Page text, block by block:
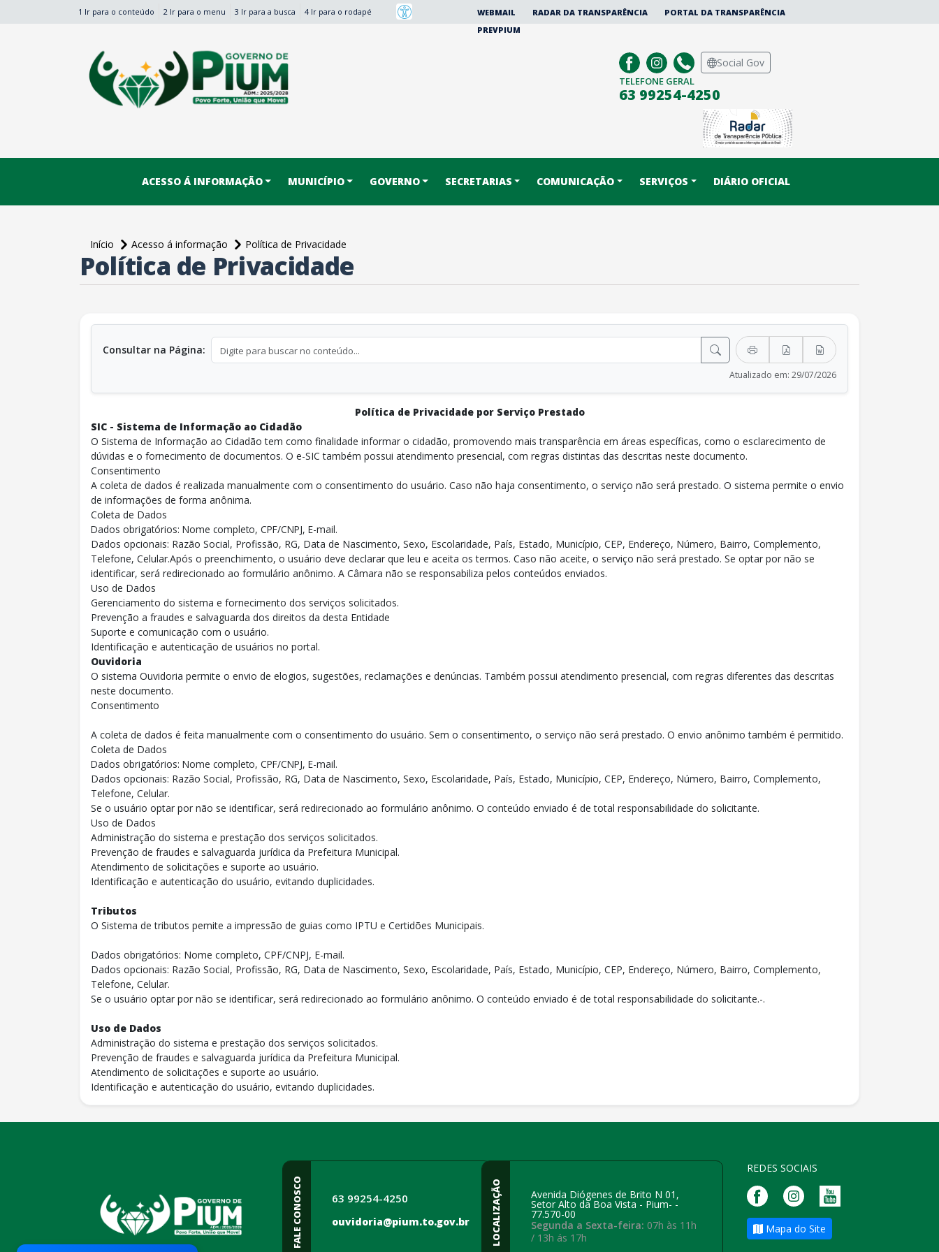
1 Ir para o conteúdo 2 Ir para o menu 3 Ir para a busca 4 Ir para o rodapé WEBMAIL RADAR DA TRANSPARÊNCIA
PORTAL DA TRANSPARÊNCIA
PREVPIUM
Social Gov
TELEFONE GERAL
63 99254-4250
ACESSO Á INFORMAÇÃO MUNICÍPIO GOVERNO SECRETARIAS COMUNICAÇÃO SERVIÇOS DIÁRIO OFICIAL
Início Acesso á informação
Política de Privacidade
conteúdo principalPolítica de Privacidade
Consultar na Página:
Atualizado em: 29/07/2026
Política de Privacidade por Serviço Prestado
SIC - Sistema de Informação ao Cidadão
O Sistema de Informação ao Cidadão tem como finalidade informar o cidadão, promovendo mais transparência em áreas específicas, como o esclarecimento de
dúvidas e o fornecimento de documentos. O e-SIC também possui atendimento presencial, com regras distintas das descritas neste documento.
Consentimento
A coleta de dados é realizada manualmente com o consentimento do usuário. Caso não haja consentimento, o serviço não será prestado. O sistema permite o envio
de informações de forma anônima.
Coleta de Dados
Dados obrigatórios: Nome completo, CPF/CNPJ, E-mail.
Dados opcionais: Razão Social, Profissão, RG, Data de Nascimento, Sexo, Escolaridade, País, Estado, Município, CEP, Endereço, Número, Bairro, Complemento,
Telefone, Celular.Após o preenchimento, o usuário deve declarar que leu e aceita os termos. Caso não aceite, o serviço não será prestado. Se optar por não se
identificar, será redirecionado ao formulário anônimo. A Câmara não se responsabiliza pelos conteúdos enviados.
Uso de Dados
Gerenciamento do sistema e fornecimento dos serviços solicitados.
Prevenção a fraudes e salvaguarda dos direitos da desta Entidade
Suporte e comunicação com o usuário.
Identificação e autenticação de usuários no portal.
Ouvidoria
O sistema Ouvidoria permite o envio de elogios, sugestões, reclamações e denúncias. Também possui atendimento presencial, com regras diferentes das descritas
neste documento.
Consentimento
A coleta de dados é feita manualmente com o consentimento do usuário. Sem o consentimento, o serviço não será prestado. O envio anônimo também é permitido.
Coleta de Dados
Dados obrigatórios: Nome completo, CPF/CNPJ, E-mail.
Dados opcionais: Razão Social, Profissão, RG, Data de Nascimento, Sexo, Escolaridade, País, Estado, Município, CEP, Endereço, Número, Bairro, Complemento,
Telefone, Celular.
Se o usuário optar por não se identificar, será redirecionado ao formulário anônimo. O conteúdo enviado é de total responsabilidade do solicitante.
Uso de Dados
Administração do sistema e prestação dos serviços solicitados.
Prevenção de fraudes e salvaguarda jurídica da Prefeitura Municipal.
Atendimento de solicitações e suporte ao usuário.
Identificação e autenticação do usuário, evitando duplicidades.
Tributos
O Sistema de tributos pemite a impressão de guias como IPTU e Certidões Municipais.
Dados obrigatórios: Nome completo, CPF/CNPJ, E-mail.
Dados opcionais: Razão Social, Profissão, RG, Data de Nascimento, Sexo, Escolaridade, País, Estado, Município, CEP, Endereço, Número, Bairro, Complemento,
Telefone, Celular.
Se o usuário optar por não se identificar, será redirecionado ao formulário anônimo. O conteúdo enviado é de total responsabilidade do solicitante.-.
Uso de Dados
Administração do sistema e prestação dos serviços solicitados.
Prevenção de fraudes e salvaguarda jurídica da Prefeitura Municipal.
Atendimento de solicitações e suporte ao usuário.
Identificação e autenticação do usuário, evitando duplicidades.
FALE CONOSCO 63 99254-4250
ouvidoria@pium.to.gov.br LOCALIZAÇÃO Avenida Diógenes de Brito N 01,
Setor Alto da Boa Vista - Pium- -
77.570-00
Segunda a Sexta-feira: 07h às 11h
/ 13h ás 17h
REDES SOCIAIS
Mapa do Site